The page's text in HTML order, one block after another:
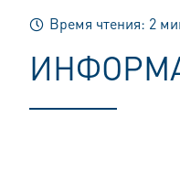
Время чтения: 2